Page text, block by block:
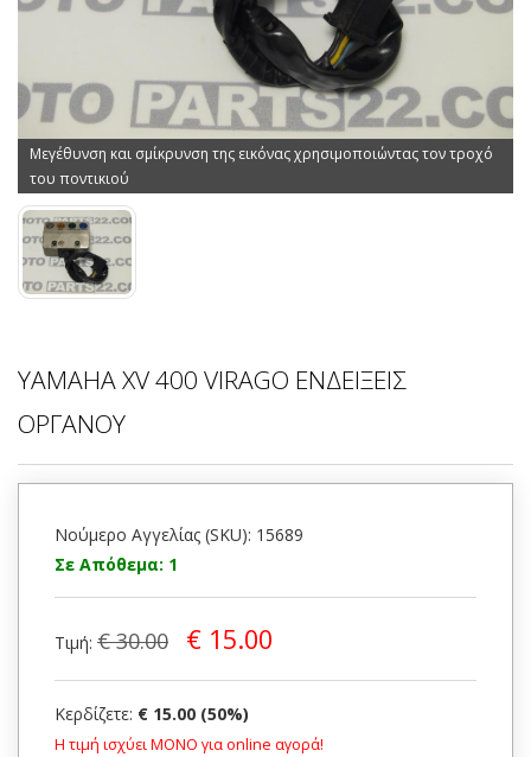
Μεγέθυνση και σμίκρυνση της εικόνας χρησιμοποιώντας τον τροχό
του ποντικιού
YAMAHA XV 400 VIRAGO ΕΝΔΕΙΞΕΙΣ
ΟΡΓΑΝΟΥ
Νούμερο Αγγελίας (SKU): 15689
Σε Απόθεμα: 1
Τιμή: € 30.00 € 15.00
Κερδίζετε: € 15.00 (50%)
Η τιμή ισχύει ΜΟΝΟ για online αγορά!